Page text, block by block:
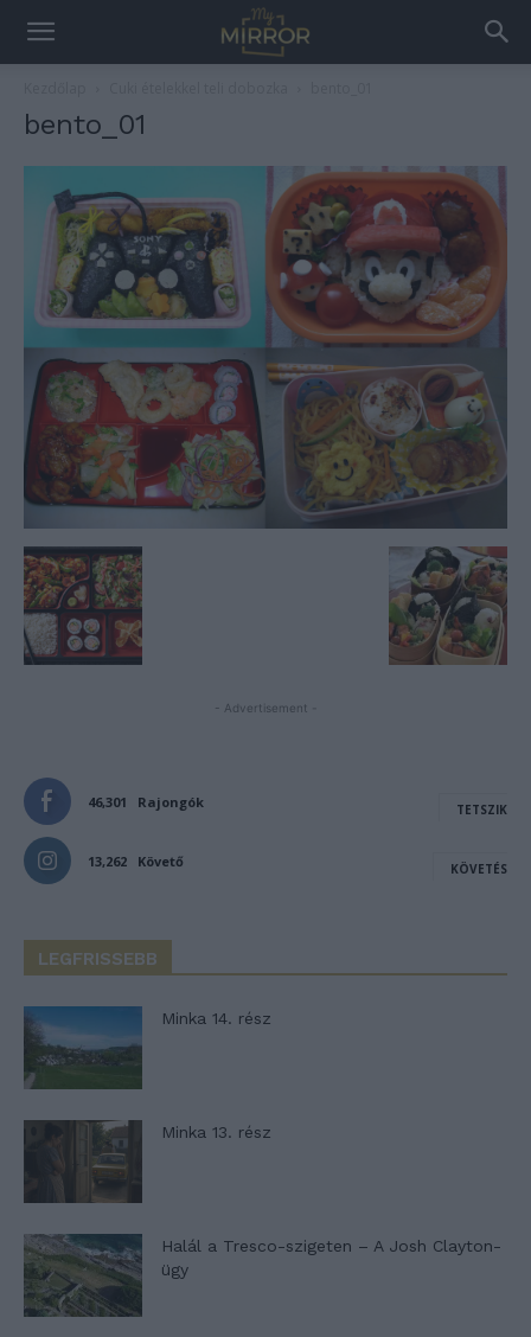
bento_01
- Advertisement -
46,301 Rajongók TETSZIK
13,262 Követő KÖVETÉS
LEGFRISSEBB
Minka 14. rész
Minka 13. rész
Halál a Tresco-szigeten – A Josh Clayton-
ügy